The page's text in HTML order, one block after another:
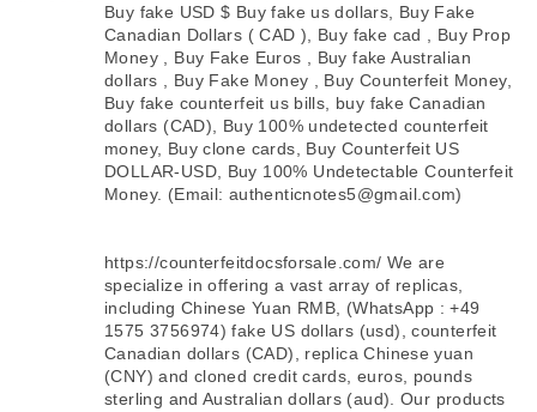
Buy fake USD $ Buy fake us dollars, Buy Fake
Canadian Dollars ( CAD ), Buy fake cad , Buy Prop
Money , Buy Fake Euros , Buy fake Australian
dollars , Buy Fake Money , Buy Counterfeit Money,
Buy fake counterfeit us bills, buy fake Canadian
dollars (CAD), Buy 100% undetected counterfeit
money, Buy clone cards, Buy Counterfeit US
DOLLAR-USD, Buy 100% Undetectable Counterfeit
Money. (Email: authenticnotes5@gmail.com)
https://counterfeitdocsforsale.com/ We are
specialize in offering a vast array of replicas,
including Chinese Yuan RMB, (WhatsApp : +49
1575 3756974) fake US dollars (usd), counterfeit
Canadian dollars (CAD), replica Chinese yuan
(CNY) and cloned credit cards, euros, pounds
sterling and Australian dollars (aud). Our products